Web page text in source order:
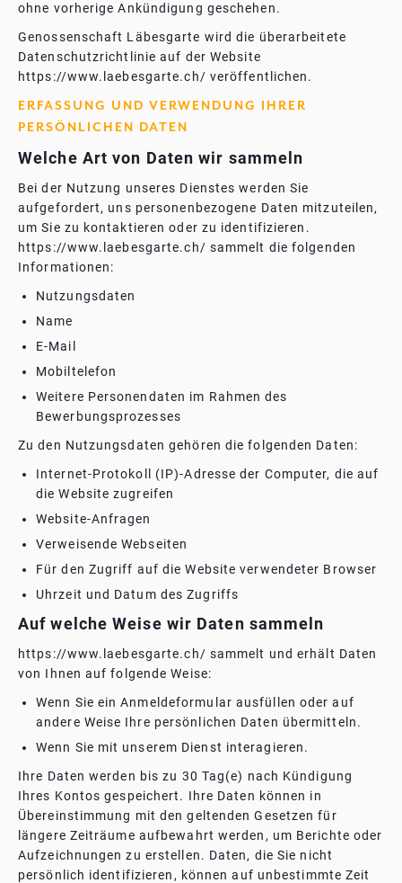
ohne vorherige Ankündigung geschehen.
Genossenschaft Läbesgarte wird die überarbeitete
Datenschutzrichtlinie auf der Website
https://www.laebesgarte.ch/ veröffentlichen.
ERFASSUNG UND VERWENDUNG IHRER
PERSÖNLICHEN DATEN
Welche Art von Daten wir sammeln
Bei der Nutzung unseres Dienstes werden Sie
aufgefordert, uns personenbezogene Daten mitzuteilen,
um Sie zu kontaktieren oder zu identifizieren.
https://www.laebesgarte.ch/ sammelt die folgenden
Informationen:
Nutzungsdaten
Name
E-Mail
Mobiltelefon
Weitere Personendaten im Rahmen des
Bewerbungsprozesses
Zu den Nutzungsdaten gehören die folgenden Daten:
Internet-Protokoll (IP)-Adresse der Computer, die auf
die Website zugreifen
Website-Anfragen
Verweisende Webseiten
Für den Zugriff auf die Website verwendeter Browser
Uhrzeit und Datum des Zugriffs
Auf welche Weise wir Daten sammeln
https://www.laebesgarte.ch/ sammelt und erhält Daten
von Ihnen auf folgende Weise:
Wenn Sie ein Anmeldeformular ausfüllen oder auf
andere Weise Ihre persönlichen Daten übermitteln.
Wenn Sie mit unserem Dienst interagieren.
Ihre Daten werden bis zu 30 Tag(e) nach Kündigung
Ihres Kontos gespeichert. Ihre Daten können in
Übereinstimmung mit den geltenden Gesetzen für
längere Zeiträume aufbewahrt werden, um Berichte oder
Aufzeichnungen zu erstellen. Daten, die Sie nicht
persönlich identifizieren, können auf unbestimmte Zeit